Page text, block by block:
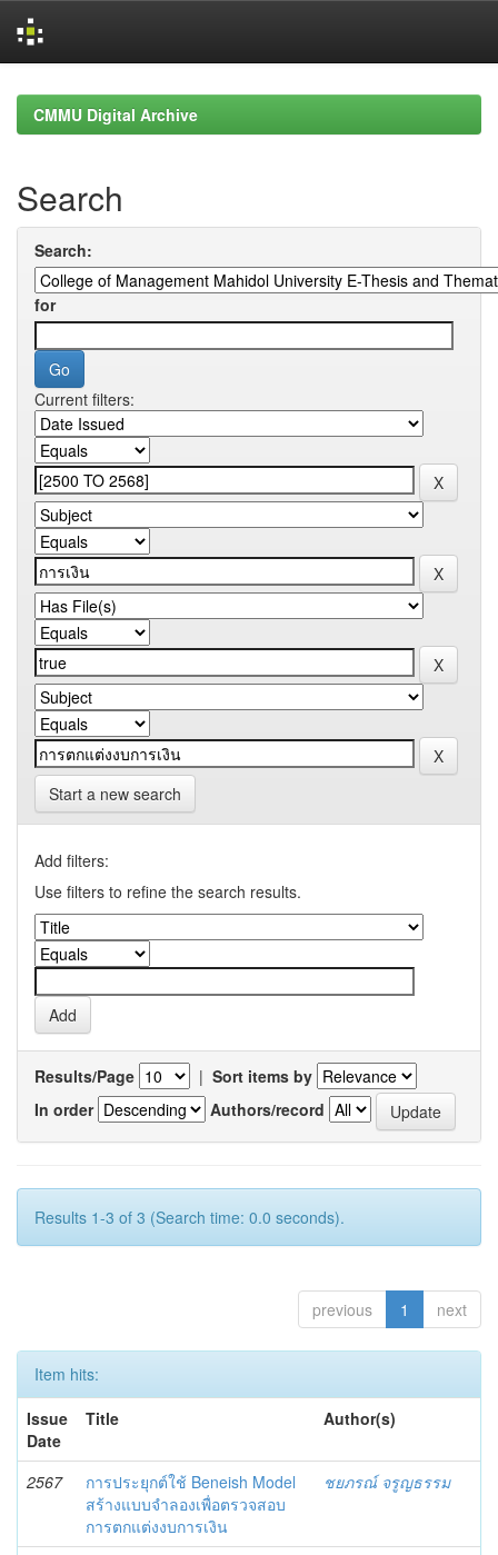
navigationCMMU Digital Archive
Search
Search:
for
Current filters:
Start a new search
Add filters:
Use filters to refine the search results.
Results/Page | Sort items by
In order
Authors/record
Results 1-3 of 3 (Search time: 0.0 seconds).
previous 1 next
Item hits:
Issue
Date
Title Author(s)
2567
การประยุกต์ใช้ Beneish Model
สร้างแบบจำลองเพื่อตรวจสอบ
การตกแต่งงบการเงิน
ชยภรณ์ จรูญธรรม